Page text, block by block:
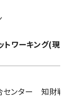
トワーキング(現
ンター 知財戦